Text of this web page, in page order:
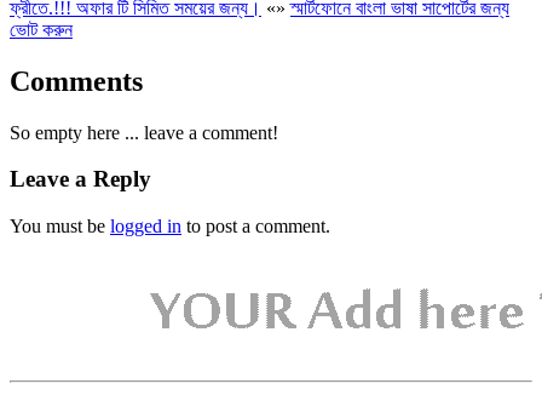
ফ্রীতে.!!! অফার টি সিমিত সময়ের জন্য। «»স্মার্টফোনে বাংলা ভাষা সাপোর্টের জন্য
ভোট করুন
Comments
So empty here ... leave a comment!
Leave a Reply
You must be logged in to post a comment.